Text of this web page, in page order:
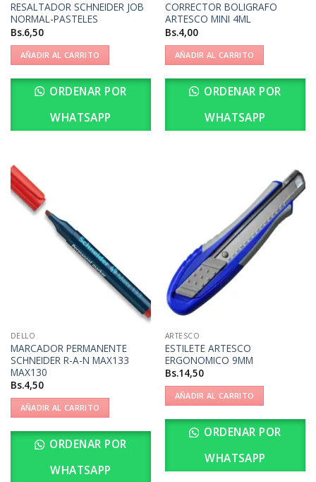
RESALTADOR SCHNEIDER JOB
NORMAL-PASTELES
Bs.6,50
AÑADIR AL CARRITO
ORDENAR POR
WHATSAPP
CORRECTOR BOLIGRAFO
ARTESCO MINI 4ML
Bs.4,00
AÑADIR AL CARRITO
ORDENAR POR
WHATSAPP
DELLO
MARCADOR PERMANENTE
SCHNEIDER R-A-N MAX133
MAX130
Bs.4,50
AÑADIR AL CARRITO
ORDENAR POR
WHATSAPP
ARTESCO
ESTILETE ARTESCO
ERGONOMICO 9MM
Bs.14,50
AÑADIR AL CARRITO
ORDENAR POR
WHATSAPP